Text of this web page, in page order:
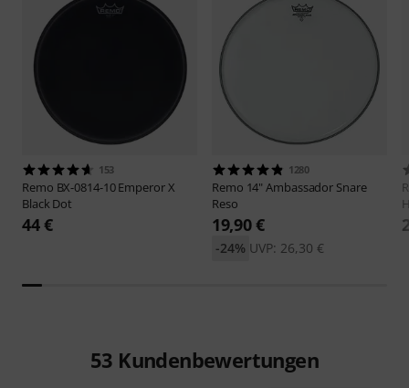
153
Remo BX-0814-10 Emperor X
Black Dot
44 €
1280
Remo 14" Ambassador Snare
Reso
19,90 €
UVP: 26,30 €
-24%
53 Kundenbewertungen